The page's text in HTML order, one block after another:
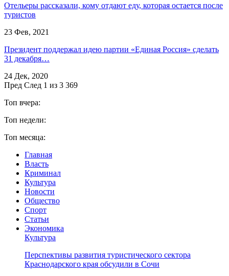
Отельеры рассказали, кому отдают еду, которая остается после
туристов
23 Фев, 2021
Президент поддержал идею партии «Единая Россия» сделать
31 декабря…
24 Дек, 2020
Пред След 1 из 3 369
Топ вчера:
Топ недели:
Топ месяца:
Главная
Власть
Криминал
Культура
Новости
Общество
Спорт
Статьи
Экономика
Культура
Перспективы развития туристического сектора
Краснодарского края обсудили в Сочи